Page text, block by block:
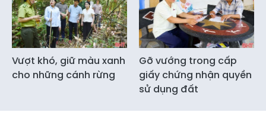
Vượt khó, giữ màu xanh
cho những cánh rừng
Gỡ vướng trong cấp
giấy chứng nhận quyền
sử dụng đất